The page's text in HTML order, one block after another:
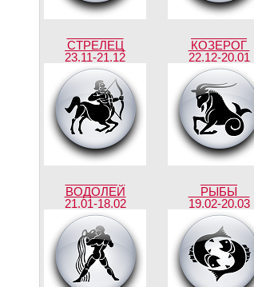
СТРЕЛЕЦ
23.11-21.12
КОЗЕРОГ
22.12-20.01
ВОДОЛЕЙ
21.01-18.02
РЫБЫ
19.02-20.03